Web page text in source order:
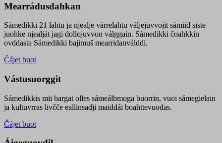
Mearrádusdahkan
Sámedikki 21 lahtu ja njealje várrelahtu váljejuvvojit sámiid siste
juohke njealját jagi dollojuvvon válggain. Sámedikki čoahkkin
ovddasta Sámedikki bajimuš mearridanválddi.
Čájet buot
Vástusuorggit
Sámedikkis mii bargat olles sámeálbmoga buorrin, vuoi sámegielain
ja kultuvrras livčče eallinsadji maiddái boahttevuođas.
Čájet buot